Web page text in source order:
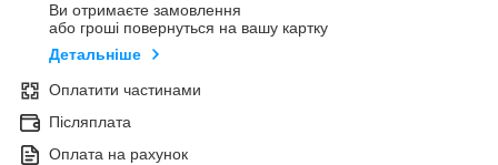
Ви отримаєте замовлення
або гроші повернуться на вашу картку
Детальніше
Оплатити частинами
Післяплата
Оплата на рахунок